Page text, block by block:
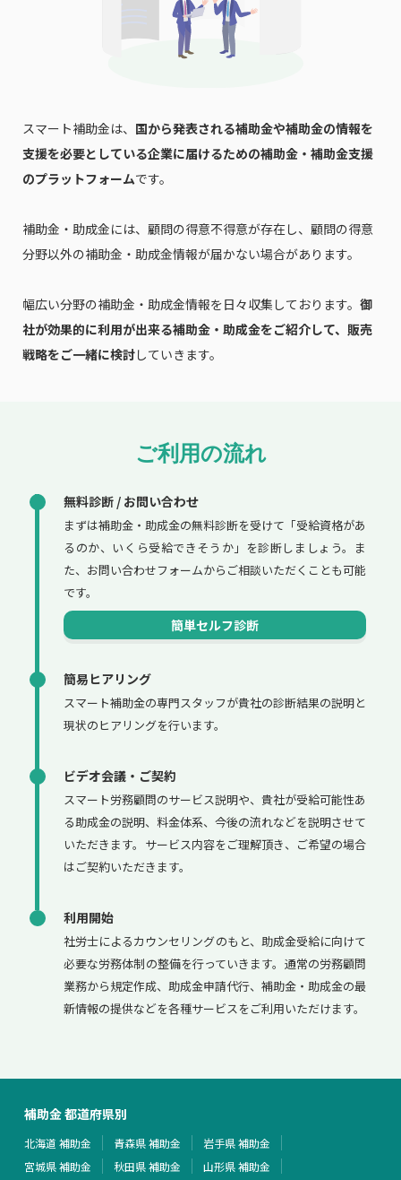
スマート補助金は、 国から発表される補助金や補助金の情報を
支援を必要としている企業に届けるための補助金・補助金支援
のプラットフォームです。
補助金・助成金には、顧問の得意不得意が存在し、顧問の得意
分野以外の補助金・助成金情報が届かない場合があります。
幅広い分野の補助金・助成金情報を日々収集しております。 御
社が効果的に利用が出来る補助金・助成金をご紹介して、販売
戦略をご一緒に検討していきます。
ご利用の流れ
無料診断 / お問い合わせ
まずは補助金・助成金の無料診断を受けて「受給資格があ
るのか、いくら受給できそうか」を診断しましょう。ま
た、お問い合わせフォームからご相談いただくことも可能
です。
簡単セルフ診断
簡易ヒアリング
スマート補助金の専門スタッフが貴社の診断結果の説明と
現状のヒアリングを行います。
ビデオ会議・ご契約
スマート労務顧問のサービス説明や、貴社が受給可能性あ
る助成金の説明、料金体系、今後の流れなどを説明させて
いただきます。サービス内容をご理解頂き、ご希望の場合
はご契約いただきます。
利用開始
社労士によるカウンセリングのもと、助成金受給に向けて
必要な労務体制の整備を行っていきます。通常の労務顧問
業務から規定作成、助成金申請代行、補助金・助成金の最
新情報の提供などを各種サービスをご利用いただけます。
補助金 都道府県別
北海道 補助金 青森県 補助金
岩手県 補助金
宮城県 補助金
秋田県 補助金
山形県 補助金